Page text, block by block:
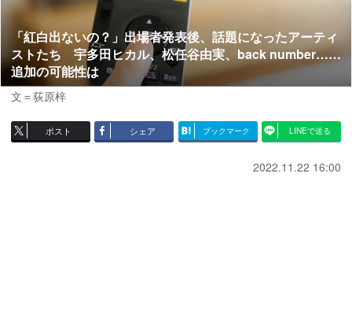
「紅白出ないの？」出場者発表後、話題になったアーティ
ストたち 宇多田ヒカル、松任谷由実、back number……
追加の可能性は
文＝荻原梓
ポスト シェア ブックマーク LINEで送る
2022.11.22 16:00